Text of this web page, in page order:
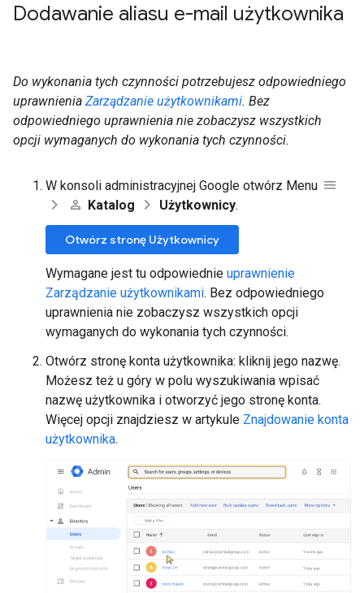
Dodawanie aliasu e-mail użytkownika
Do wykonania tych czynności potrzebujesz odpowiedniego
uprawnienia Zarządzanie użytkownikami. Bez
odpowiedniego uprawnienia nie zobaczysz wszystkich
opcji wymaganych do wykonania tych czynności.
W konsoli administracyjnej Google otwórz Menu
Katalog
Użytkownicy.
Otwórz stronę Użytkownicy
Wymagane jest tu odpowiednie uprawnienie
Zarządzanie użytkownikami. Bez odpowiedniego
uprawnienia nie zobaczysz wszystkich opcji
wymaganych do wykonania tych czynności.
Otwórz stronę konta użytkownika: kliknij jego nazwę.
Możesz też u góry w polu wyszukiwania wpisać
nazwę użytkownika i otworzyć jego stronę konta.
Więcej opcji znajdziesz w artykule Znajdowanie konta
użytkownika.